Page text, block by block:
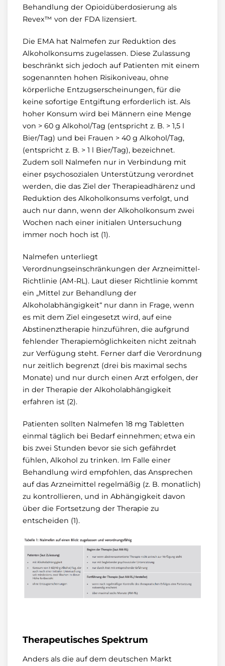
Behandlung der Opioidüberdosierung als
Revex™ von der FDA lizensiert.
Die EMA hat Nalmefen zur Reduktion des
Alkoholkonsums zugelassen. Diese Zulassung
beschränkt sich jedoch auf Patienten mit einem
sogenannten hohen Risikoniveau, ohne
körperliche Entzugserscheinungen, für die
keine sofortige Entgiftung erforderlich ist. Als
hoher Konsum wird bei Männern eine Menge
von > 60 g Alkohol/Tag (entspricht z. B. > 1,5 l
Bier/Tag) und bei Frauen > 40 g Alkohol/Tag,
(entspricht z. B. > 1 l Bier/Tag), bezeichnet.
Zudem soll Nalmefen nur in Verbindung mit
einer psychosozialen Unterstützung verordnet
werden, die das Ziel der Therapieadhärenz und
Reduktion des Alkoholkonsums verfolgt, und
auch nur dann, wenn der Alkoholkonsum zwei
Wochen nach einer initialen Untersuchung
immer noch hoch ist (1).
Nalmefen unterliegt
Verordnungseinschränkungen der Arzneimittel-
Richtlinie (AM-RL). Laut dieser Richtlinie kommt
ein „Mittel zur Behandlung der
Alkoholabhängigkeit“ nur dann in Frage, wenn
es mit dem Ziel eingesetzt wird, auf eine
Abstinenztherapie hinzuführen, die aufgrund
fehlender Therapiemöglichkeiten nicht zeitnah
zur Verfügung steht. Ferner darf die Verordnung
nur zeitlich begrenzt (drei bis maximal sechs
Monate) und nur durch einen Arzt erfolgen, der
in der Therapie der Alkoholabhängigkeit
erfahren ist (2).
Patienten sollten Nalmefen 18 mg Tabletten
einmal täglich bei Bedarf einnehmen; etwa ein
bis zwei Stunden bevor sie sich gefährdet
fühlen, Alkohol zu trinken. Im Falle einer
Behandlung wird empfohlen, das Ansprechen
auf das Arzneimittel regelmäßig (z. B. monatlich)
zu kontrollieren, und in Abhängigkeit davon
über die Fortsetzung der Therapie zu
entscheiden (1).
Therapeutisches Spektrum
Anders als die auf dem deutschen Markt